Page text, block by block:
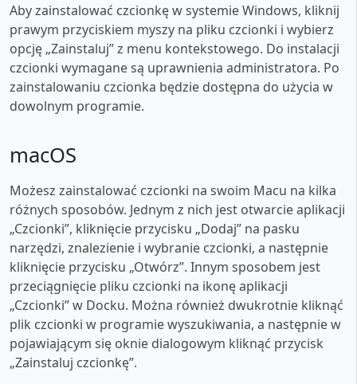
Aby zainstalować czcionkę w systemie Windows, kliknij
prawym przyciskiem myszy na pliku czcionki i wybierz
opcję „Zainstaluj” z menu kontekstowego. Do instalacji
czcionki wymagane są uprawnienia administratora. Po
zainstalowaniu czcionka będzie dostępna do użycia w
dowolnym programie.
macOS
Możesz zainstalować czcionki na swoim Macu na kilka
różnych sposobów. Jednym z nich jest otwarcie aplikacji
„Czcionki”, kliknięcie przycisku „Dodaj” na pasku
narzędzi, znalezienie i wybranie czcionki, a następnie
kliknięcie przycisku „Otwórz”. Innym sposobem jest
przeciągnięcie pliku czcionki na ikonę aplikacji
„Czcionki” w Docku. Można również dwukrotnie kliknąć
plik czcionki w programie wyszukiwania, a następnie w
pojawiającym się oknie dialogowym kliknąć przycisk
„Zainstaluj czcionkę”.